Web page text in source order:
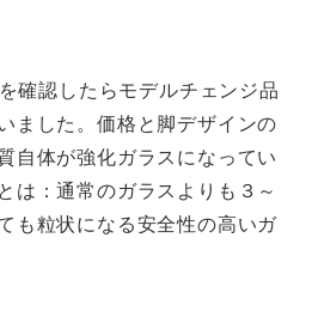
確認したらモデルチェンジ品
ました。価格と脚デザインの
自体が強化ガラスになってい
は：通常のガラスよりも３～
も粒状になる安全性の高いガ